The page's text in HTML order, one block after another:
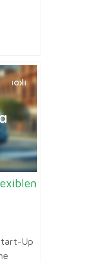
Up